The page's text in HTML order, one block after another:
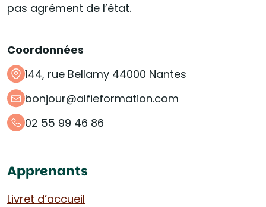
pas agrément de l’état.
Coordonnées
144, rue Bellamy 44000 Nantes
bonjour@alfieformation.com
02 55 99 46 86
Apprenants
Livret d’accueil